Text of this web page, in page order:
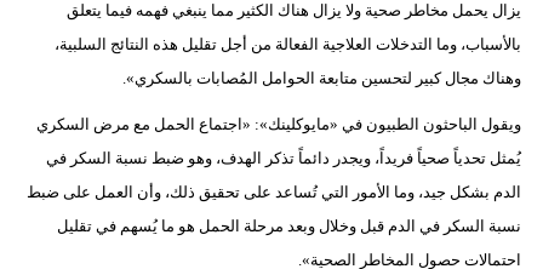
يزال يحمل مخاطر صحية ولا يزال هناك الكثير مما ينبغي فهمه فيما يتعلق
بالأسباب، وما التدخلات العلاجية الفعالة من أجل تقليل هذه النتائج السلبية،
وهناك مجال كبير لتحسين متابعة الحوامل المُصابات بالسكري».
ويقول الباحثون الطبيون في «مايوكلينك»: «اجتماع الحمل مع مرض السكري
يُمثل تحدياً صحياً فريداً، ويجدر دائماً تذكر الهدف، وهو ضبط نسبة السكر في
الدم بشكل جيد، وما الأمور التي تُساعد على تحقيق ذلك، وأن العمل على ضبط
نسبة السكر في الدم قبل وخلال وبعد مرحلة الحمل هو ما يُسهم في تقليل
احتمالات حصول المخاطر الصحية».